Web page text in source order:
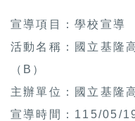
宣導項目：學校宣導
活動名稱：國立基隆
（B）
主辦單位：國立基隆
宣導時間：115/05/